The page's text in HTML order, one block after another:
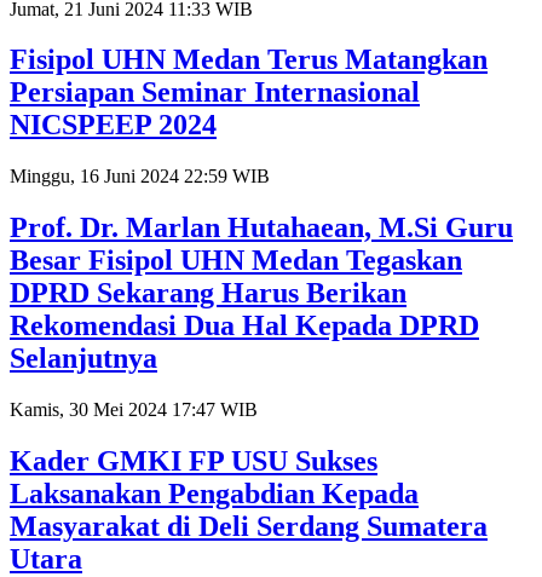
Jumat, 21 Juni 2024 11:33 WIB
Fisipol UHN Medan Terus Matangkan
Persiapan Seminar Internasional
NICSPEEP 2024
Minggu, 16 Juni 2024 22:59 WIB
Prof. Dr. Marlan Hutahaean, M.Si Guru
Besar Fisipol UHN Medan Tegaskan
DPRD Sekarang Harus Berikan
Rekomendasi Dua Hal Kepada DPRD
Selanjutnya
Kamis, 30 Mei 2024 17:47 WIB
Kader GMKI FP USU Sukses
Laksanakan Pengabdian Kepada
Masyarakat di Deli Serdang Sumatera
Utara